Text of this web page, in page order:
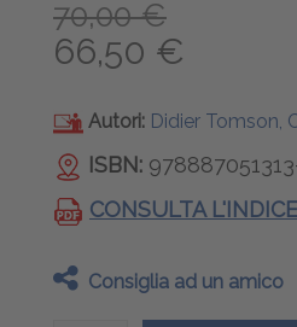
70,00 €
66,50 €
Autori: Didier Tomson,
ISBN:
CONSULTA
Consiglia ad un amico